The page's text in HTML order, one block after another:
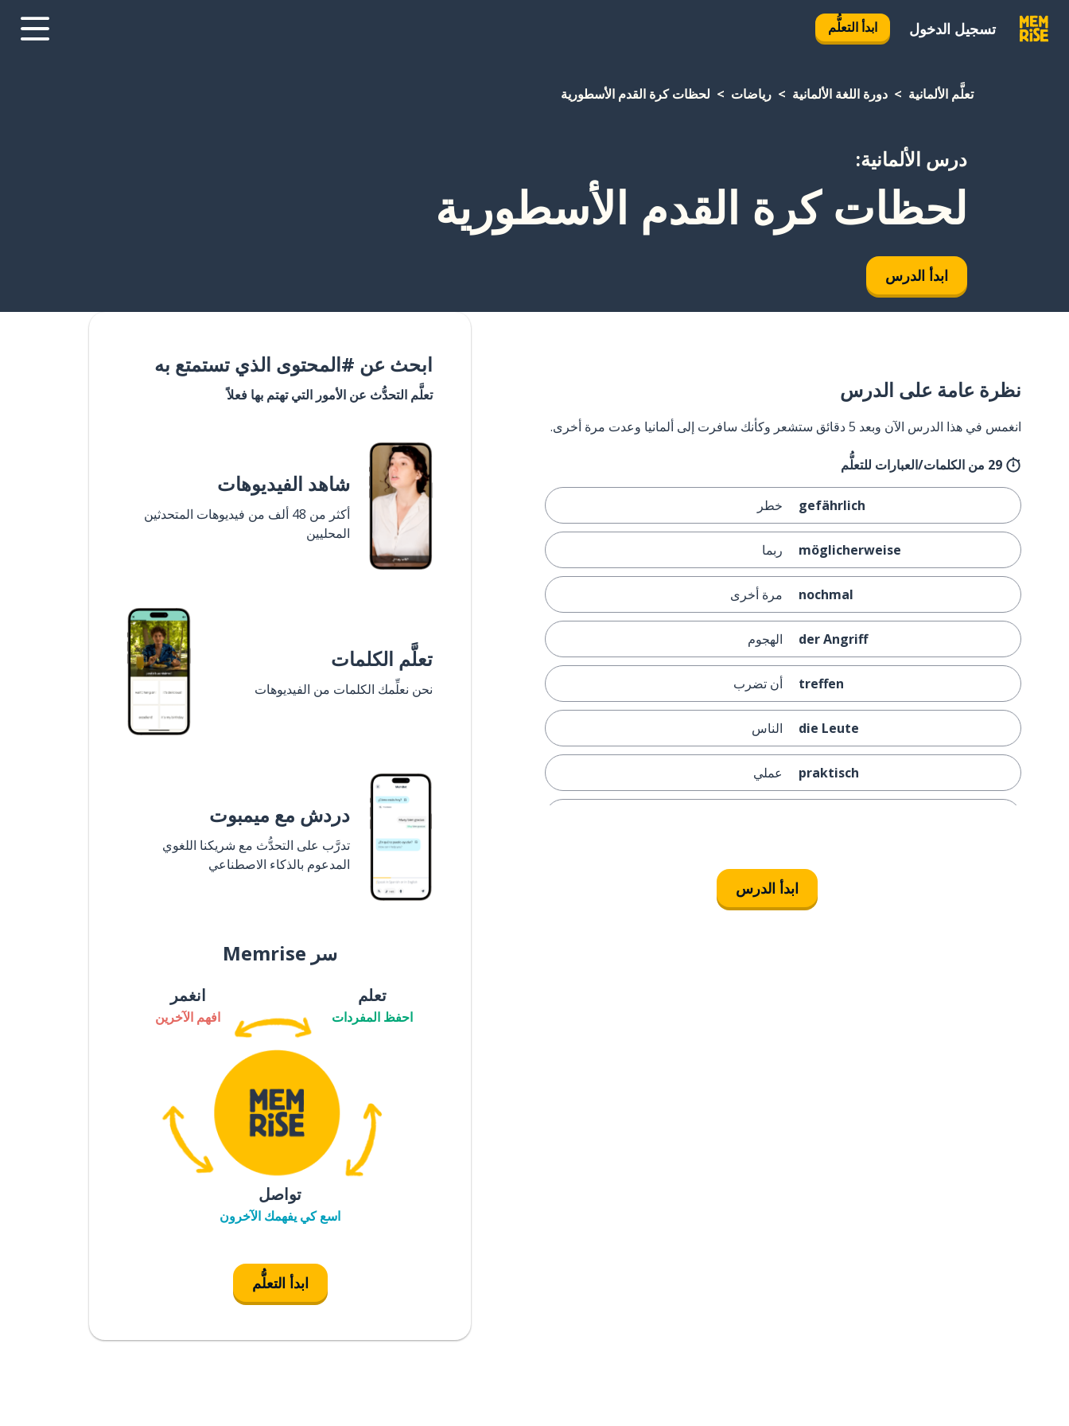
تسجيل الدخول ابدأ التعلُّم
تعلَّم الألمانية دورة اللغة الألمانية رياضات لحظات كرة القدم الأسطورية
درس الألمانية:
لحظات كرة القدم الأسطورية
ابدأ الدرس
نظرة عامة على الدرس
انغمس في هذا الدرس الآن وبعد 5 دقائق ستشعر وكأنك سافرت إلى ألمانيا وعدت مرة أخرى.
29 من الكلمات/العبارات للتعلُّم
gefährlich خطر
möglicherweise ربما
nochmal مرة أخرى
der Angriff الهجوم
treffen أن تضرب
die Leute الناس
praktisch عملي
demütigend مهين
ابدأ الدرس
ابحث عن #المحتوى الذي تستمتع به
تعلَّم التحدُّث عن الأمور التي تهتم بها فعلاً
شاهد الفيديوهات
أكثر من 48 ألف من فيديوهات المتحدثين
المحليين
تعلَّم الكلمات
نحن نعلِّمك الكلمات من الفيديوهات
دردش مع ميمبوت
تدرَّب على التحدُّث مع شريكنا اللغوي
المدعوم بالذكاء الاصطناعي
سر Memrise
تعلم
احفظ المفردات
انغمر
افهم الآخرين
تواصل
اسع كي يفهمك الآخرون
ابدأ التعلُّم